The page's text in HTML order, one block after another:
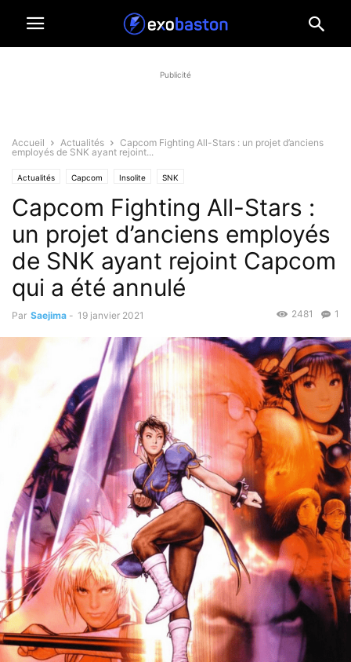
Publicité
Accueil Actualités
Capcom Fighting All-Stars : un projet d’anciens
employés de SNK ayant rejoint...
Actualités Capcom Insolite SNK
Capcom Fighting All-Stars :
un projet d’anciens employés
de SNK ayant rejoint Capcom
qui a été annulé
Par Saejima - 19 janvier 2021 1
2481